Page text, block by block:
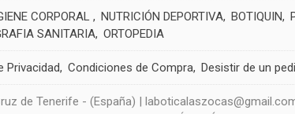
CORPORAL NUTRICIÓN DEPORTIVA BOTIQUIN
SANITARIA ORTOPEDIA
Privacidad Condiciones de Compra Desistir de un
de Tenerife - (España) |